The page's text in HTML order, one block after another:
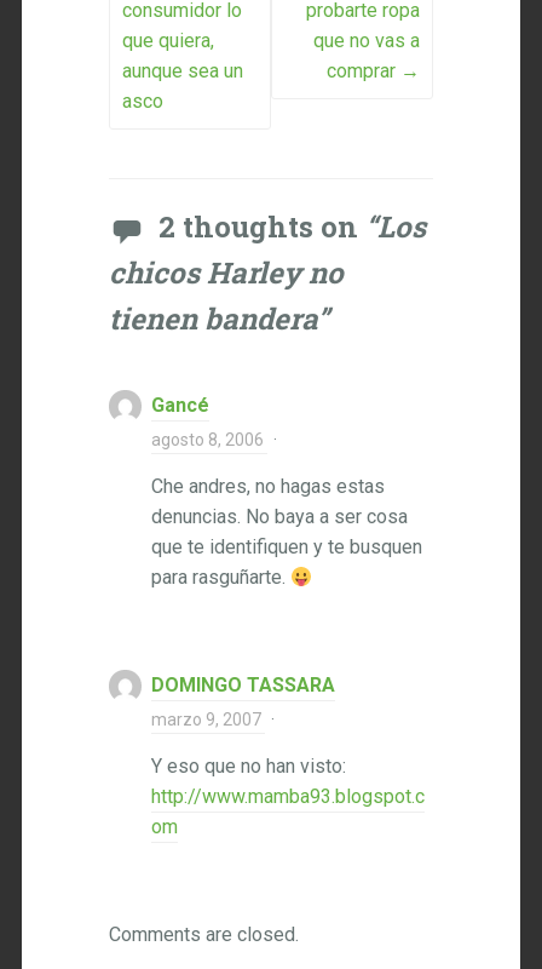
consumidor lo
que quiera,
aunque sea un
asco
probarte ropa
que no vas a
comprar →
2 thoughts on “Los
chicos Harley no
tienen bandera”
Gancé
agosto 8, 2006 ·
Che andres, no hagas estas
denuncias. No baya a ser cosa
que te identifiquen y te busquen
para rasguñarte.
DOMINGO TASSARA
marzo 9, 2007 ·
Y eso que no han visto:
http://www.mamba93.blogspot.c
om
Comments are closed.